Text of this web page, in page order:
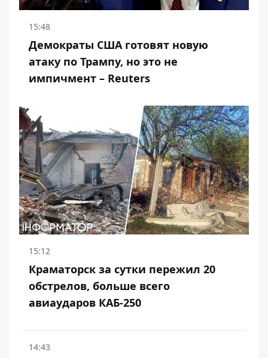
15:48
Демократы США готовят новую
атаку по Трампу, но это не
импичмент – Reuters
15:12
Краматорск за сутки пережил 20
обстрелов, больше всего
авиаударов КАБ-250
14:43